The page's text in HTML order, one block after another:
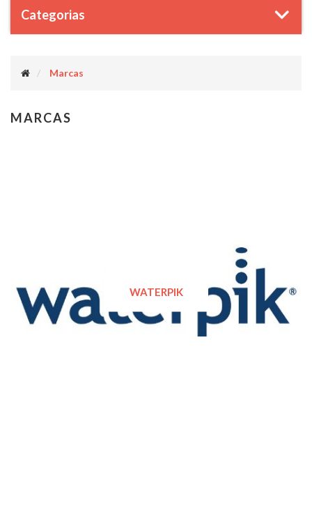
Categorias
Marcas
MARCAS
WATERPIK